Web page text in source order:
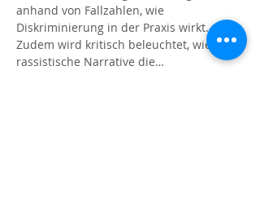
anhand von Fallzahlen, wie
Diskriminierung in der Praxis wirkt.
Zudem wird kritisch beleuchtet, wie
rassistische Narrative die…